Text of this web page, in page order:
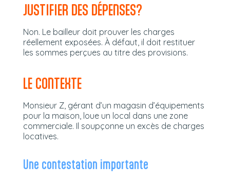
JUSTIFIER DES DÉPENSES?
Non. Le bailleur doit prouver les charges
réellement exposées. À défaut, il doit restituer
les sommes perçues au titre des provisions.
LE CONTEXTE
Monsieur Z, gérant d’un magasin d’équipements
pour la maison, loue un local dans une zone
commerciale. Il soupçonne un excès de charges
locatives.
Une contestation importante